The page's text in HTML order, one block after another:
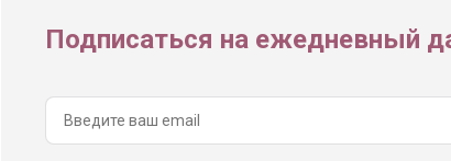
Подписаться на ежедневный